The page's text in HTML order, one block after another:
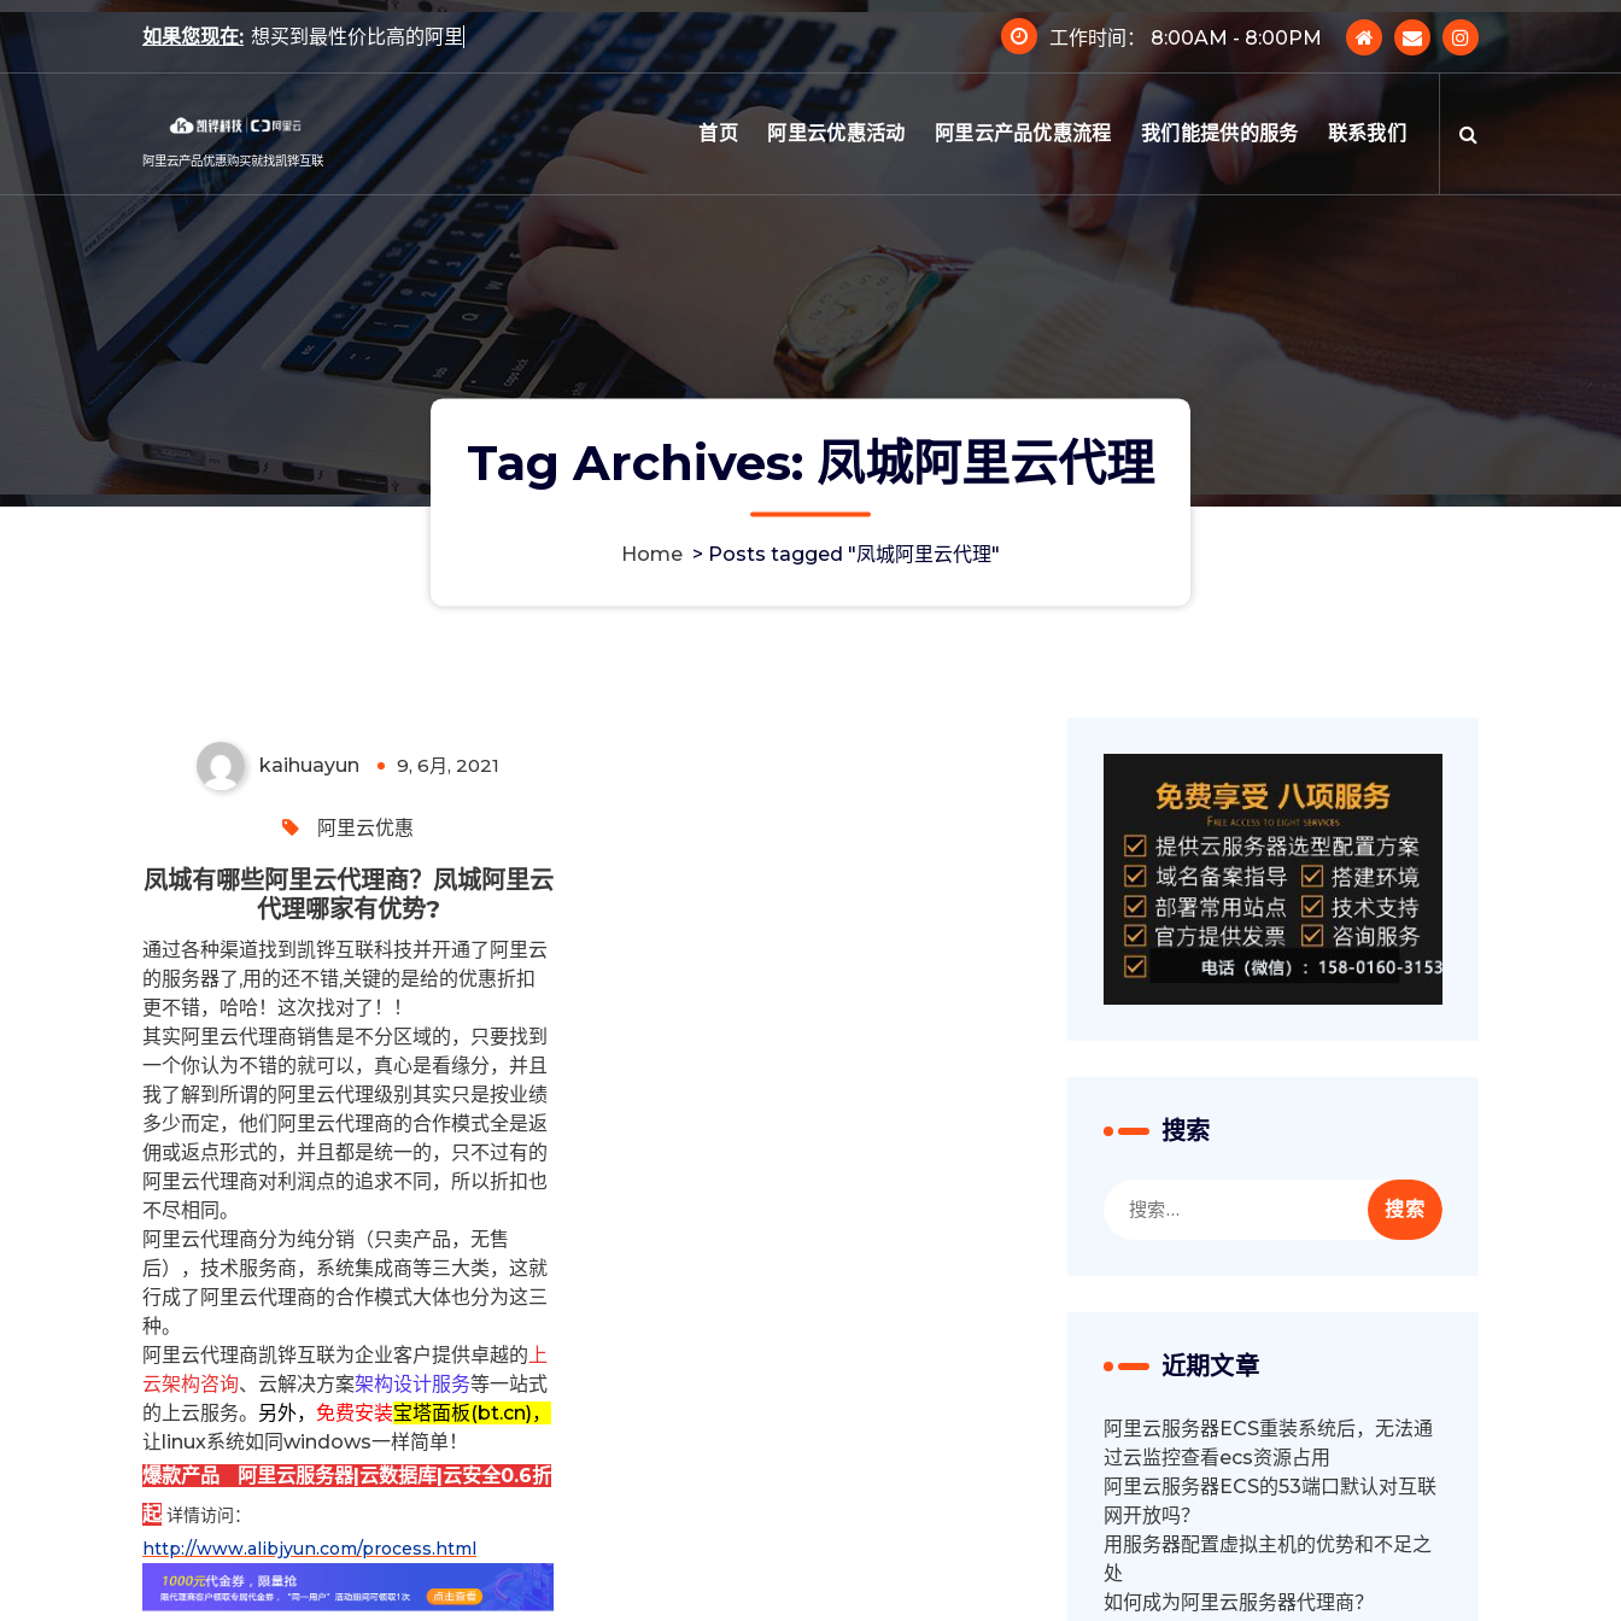
Skip
to
content
如果您现在: 工作时间： 8:00AM - 8:00PM
阿里云产品优惠购买就找凯铧互联
首页 阿里云优惠活动 阿里云产品优惠流程 我们能提供的服务 联系我们
Tag Archives: 凤城阿里云代理
Home > Posts tagged "凤城阿里云代理"
0
kaihuayun 9, 6月, 2021
阿里云优惠
凤城有哪些阿里云代理商？凤城阿里云
代理哪家有优势?
通过各种渠道找到凯铧互联科技并开通了阿里云
的服务器了,用的还不错,关键的是给的优惠折扣
更不错，哈哈！这次找对了！！
其实阿里云代理商销售是不分区域的，只要找到
一个你认为不错的就可以，真心是看缘分，并且
我了解到所谓的阿里云代理级别其实只是按业绩
多少而定，他们阿里云代理商的合作模式全是返
佣或返点形式的，并且都是统一的，只不过有的
阿里云代理商对利润点的追求不同，所以折扣也
不尽相同。
阿里云代理商分为纯分销（只卖产品，无售
后），技术服务商，系统集成商等三大类，这就
行成了阿里云代理商的合作模式大体也分为这三
种。
阿里云代理商凯铧互联为企业客户提供卓越的上
云架构咨询、云解决方案架构设计服务等一站式
的上云服务。 另外， 免费安装宝塔面板(bt.cn)，
让linux系统如同windows一样简单！
爆款产品 阿里云服务器|云数据库|云安全0.6折
起 详情访问：
http://www.alibjyun.com/process.html
搜索
索：
近期文章
阿里云服务器ECS重装系统后，无法通
过云监控查看ecs资源占用
阿里云服务器ECS的53端口默认对互联
网开放吗？
用服务器配置虚拟主机的优势和不足之
处
如何成为阿里云服务器代理商？